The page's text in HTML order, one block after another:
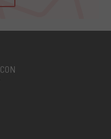
CON